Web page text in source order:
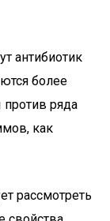
антибиотик
более
ряда
как
рассмотреть